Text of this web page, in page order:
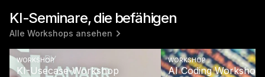
KI-Seminare, die befähigen
Alle Workshops ansehen
WORKSHOP
KI-Usecase-Workshop
WORKSHOP
AI Coding Workshop